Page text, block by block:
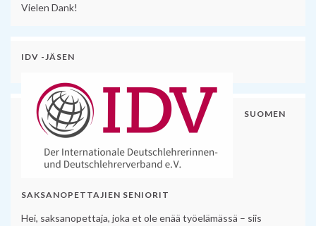
Vielen Dank!
IDV -JÄSEN
SUOMEN
SAKSANOPETTAJIEN SENIORIT
Hei, saksanopettaja, joka et ole enää työelämässä – siis